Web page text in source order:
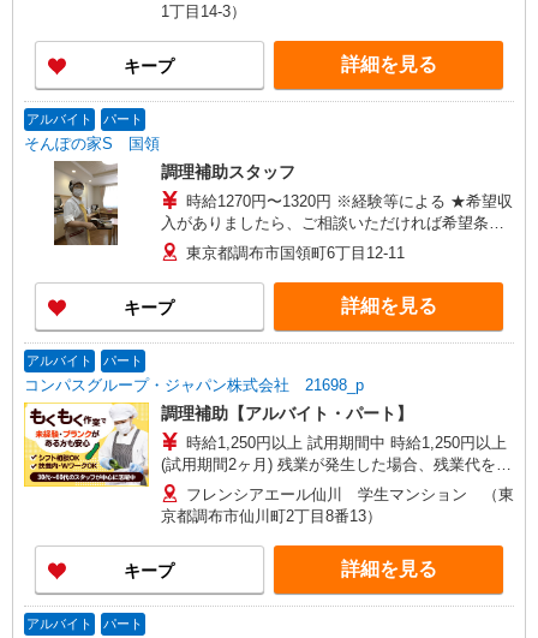
1丁目14-3）
キープ 詳細を見る
アルバイト パート
そんぽの家S 国領
調理補助スタッフ
時給1270円〜1320円 ※経験等による ★希望収
入がありましたら、ご相談いただければ希望条件
に合うかの確認もいたします。 ★時間外手当別途
支給 ★上記金額は働きがい向上手当を含みます。
★働きがい向上手当※26年6月改定（地域により異
なる） 社会保険加入者は更に＋50円
東京都調布市国領町6丁目12-11
キープ 詳細を見る
アルバイト パート
コンパスグループ・ジャパン株式会社 21698_p
調理補助【アルバイト・パート】
時給1,250円以上 試用期間中 時給1,250円以上
(試用期間2ヶ月) 残業が発生した場合、残業代を1
分単位で別途支給します。
フレンシアエール仙川 学生マンション （東
京都調布市仙川町2丁目8番13）
キープ 詳細を見る
アルバイト パート